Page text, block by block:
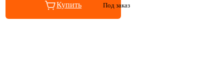
Купить Под заказ